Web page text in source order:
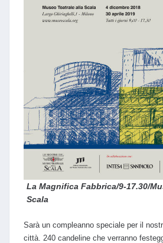
La Magnifica Fabbrica/9-17.30/
Scala
Sarà un compleanno speciale per il
città. 240 candeline che verranno